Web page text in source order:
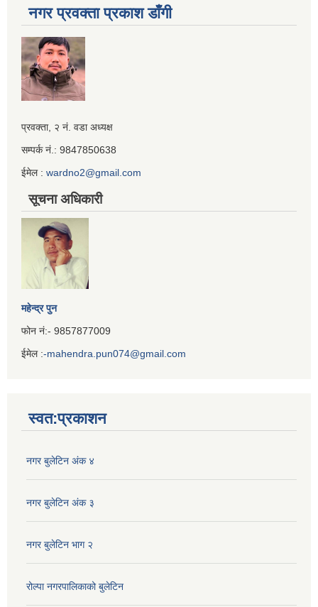
नगर प्रवक्ता प्रकाश डाँगी
Iframe
Generator
प्रवक्ता, २ नं. वडा अध्यक्ष
सम्पर्क नं.: 9847850638
ईमेल : wardno2@gmail.com
सूचना अधिकारी
महेन्द्र पुन
फोन नं:- 9857877009
ईमेल :-mahendra.pun074@gmail.com
स्वत:प्रकाशन
नगर बुलेटिन अंक ४
नगर बुलेटिन अंक ३
नगर बुलेटिन भाग २
रोल्पा नगरपालिकाको बुलेटिन